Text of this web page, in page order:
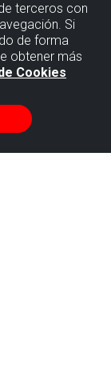
terceros con
Si
de forma
obtener más
Cookies